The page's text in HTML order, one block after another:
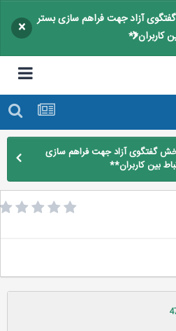
آزاد جهت فراهم سازی بستر
کاربران**
×
گفتگوی آزاد جهت فراهم سازی
بین کاربران**